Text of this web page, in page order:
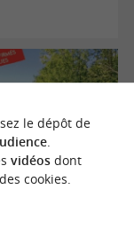
le dépôt de
.
vidéosdont
cookies.